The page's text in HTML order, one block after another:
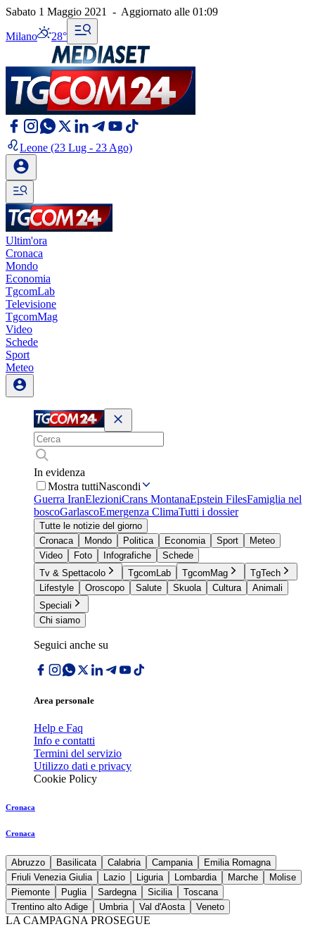
Sabato 1 Maggio 2021 - Aggiornato alle 01:09
Milano 28°
Leone (23 Lug - 23 Ago)
Ultim'ora
Cronaca
Mondo
Economia
TgcomLab
Televisione
TgcomMag
Video
Schede
Sport
Meteo
In evidenza
Mostra tuttiNascondi
Guerra IranElezioniCrans MontanaEpstein FilesFamiglia nel
boscoGarlascoEmergenza ClimaTutti i dossier
Tutte le notizie del giorno
Cronaca
Mondo Politica Economia Sport
Meteo
Video
Foto Infografiche
Schede
Tv & Spettacolo
TgcomLab TgcomMag
TgTech
Lifestyle
Oroscopo Salute Skuola Cultura
Animali
Speciali
Chi siamo
Seguici anche su
Area personale
Help e Faq
Info e contatti
Termini del servizio
Utilizzo dati e privacy
Cookie Policy
Cronaca
Cronaca
Abruzzo Basilicata Calabria Campania
Emilia Romagna
Friuli Venezia Giulia
Lazio Liguria Lombardia Marche
Molise
Piemonte
Puglia Sardegna Sicilia
Toscana
Trentino alto Adige
Umbria Val d'Aosta Veneto
LA CAMPAGNA PROSEGUE